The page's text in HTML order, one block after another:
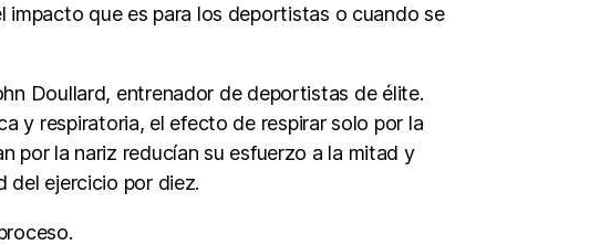
impacto que es para los deportistas o cuando se
Doullard, entrenador de deportistas de élite.
y respiratoria, el efecto de respirar solo por la
por la nariz reducían su esfuerzo a la mitad y
del ejercicio por diez.